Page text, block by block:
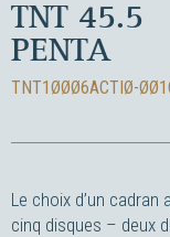
TNT 45.5
PENTA
TNT1ØØØ6ACTIØ-
Le choix d’un
cinq disques – deux